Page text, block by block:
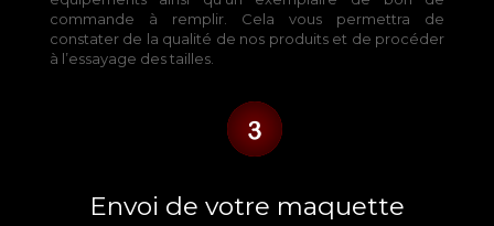
commande à remplir. Cela vous permettra de
constater de la qualité de nos produits et de procéder
à l’essayage des tailles.
Envoi de votre maquette